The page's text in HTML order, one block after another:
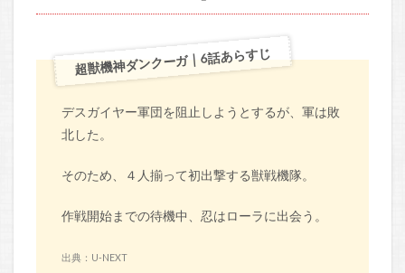
超獣機神ダンクーガ｜6話あらすじ
デスガイヤー軍団を阻止しようとするが、軍は敗
北した。
そのため、４人揃って初出撃する獣戦機隊。
作戦開始までの待機中、忍はローラに出会う。
出典：U-NEXT